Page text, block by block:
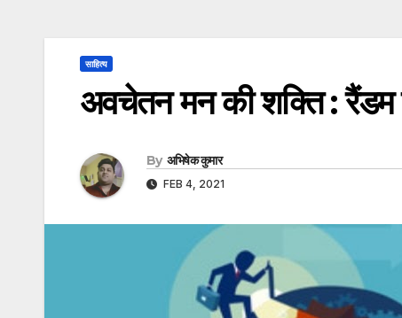
साहित्य
अवचेतन मन की शक्ति : रैंडम
By अभिषेक कुमार
FEB 4, 2021